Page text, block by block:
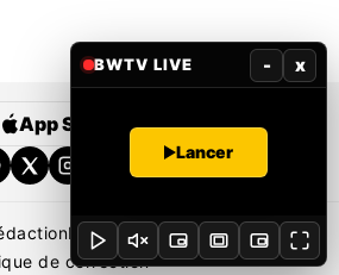
App Store Google Play
Rédaction
Mentions légales
de correction
BWTV LIVE - x
Lancer